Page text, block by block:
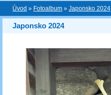
Úvod » Fotoalbum » Japonsko 2024
Japonsko 2024